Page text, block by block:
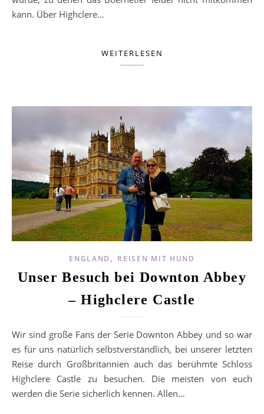
kann. Über Highclere…
WEITERLESEN
ENGLAND , REISEN MIT HUND
Unser Besuch bei Downton Abbey
– Highclere Castle
Wir sind große Fans der Serie Downton Abbey und so war
es für uns natürlich selbstverständlich, bei unserer letzten
Reise durch Großbritannien auch das berühmte Schloss
Highclere Castle zu besuchen. Die meisten von euch
werden die Serie sicherlich kennen. Allen…